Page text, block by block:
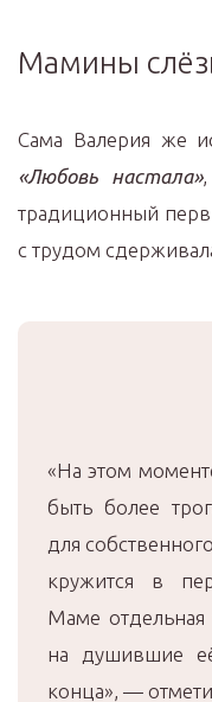
Мамины
Сама Валерия же
«Любовь настала»
традиционный
с трудом
«На этом
быть более
для
кружится в
Маме отдельная
на душившие
конца», —